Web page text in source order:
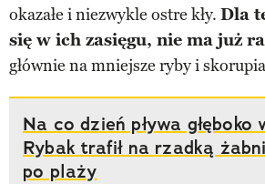
okazałe i niezwykle ostre kły. Dla
się w ich zasięgu, nie ma już
głównie na mniejsze ryby i
Na co dzień pływa głęboko
Rybak trafił na rzadką
po plaży